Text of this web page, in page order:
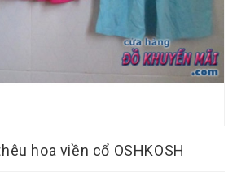
hoa viền cổ OSHKOSH